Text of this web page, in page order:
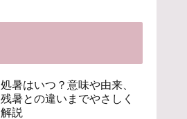
処暑はいつ？意味や由来、
残暑との違いまでやさしく
解説